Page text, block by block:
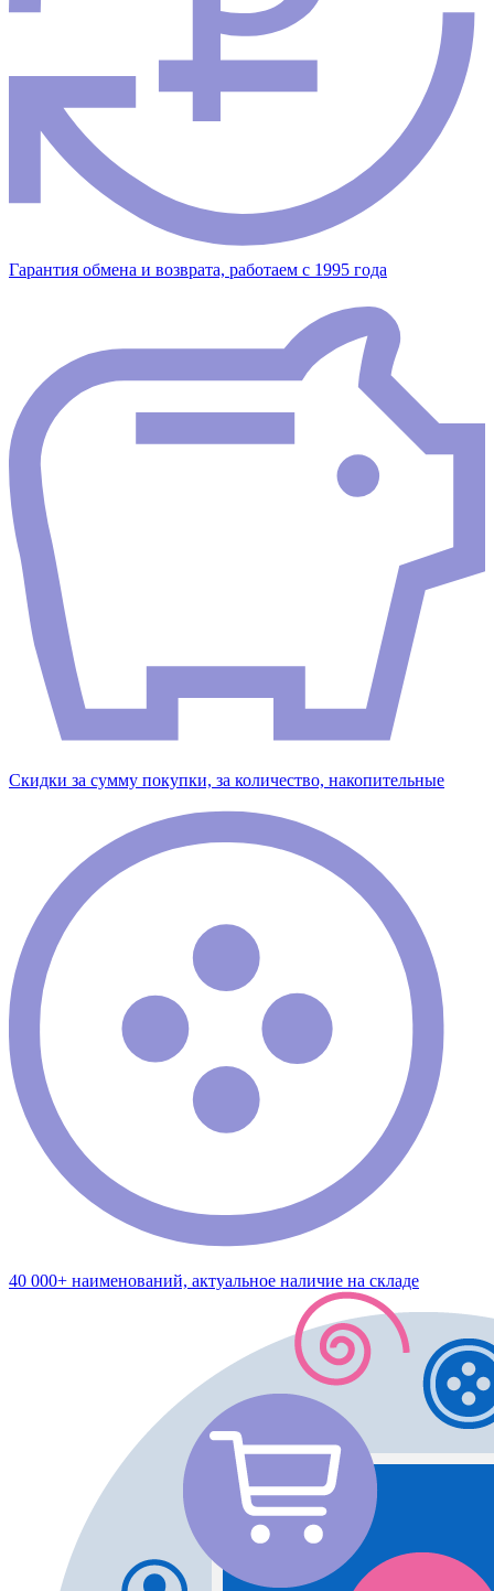
Гарантия обмена и возврата, работаем с 1995 года
Скидки за сумму покупки, за количество, накопительные
40 000+ наименований, актуальное наличие на складе